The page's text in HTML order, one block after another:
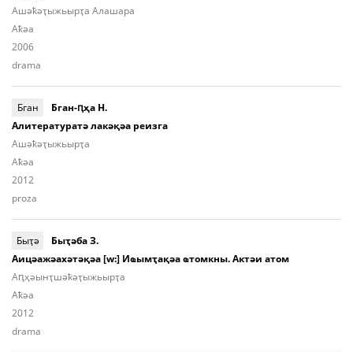
Ашә­ҟәҭы­жьыр­ҭа Алашара
Aҟәа
2006
drama
Бган
Бган-ԥҳа Н.
Алитературатә лакәқәа реизга
Ашә­ҟәҭы­жьыр­ҭа
Aҟәа
2012
proza
Быҭә
Быҭәба З.
Аицәажәахәтәқәа [w:] Иҩымҭақәа ҩтомкны. Актәи атом
Аԥ­ҳәынҭ­шәҟәҭы­жьыp­ҭа
Aҟәа
2012
drama